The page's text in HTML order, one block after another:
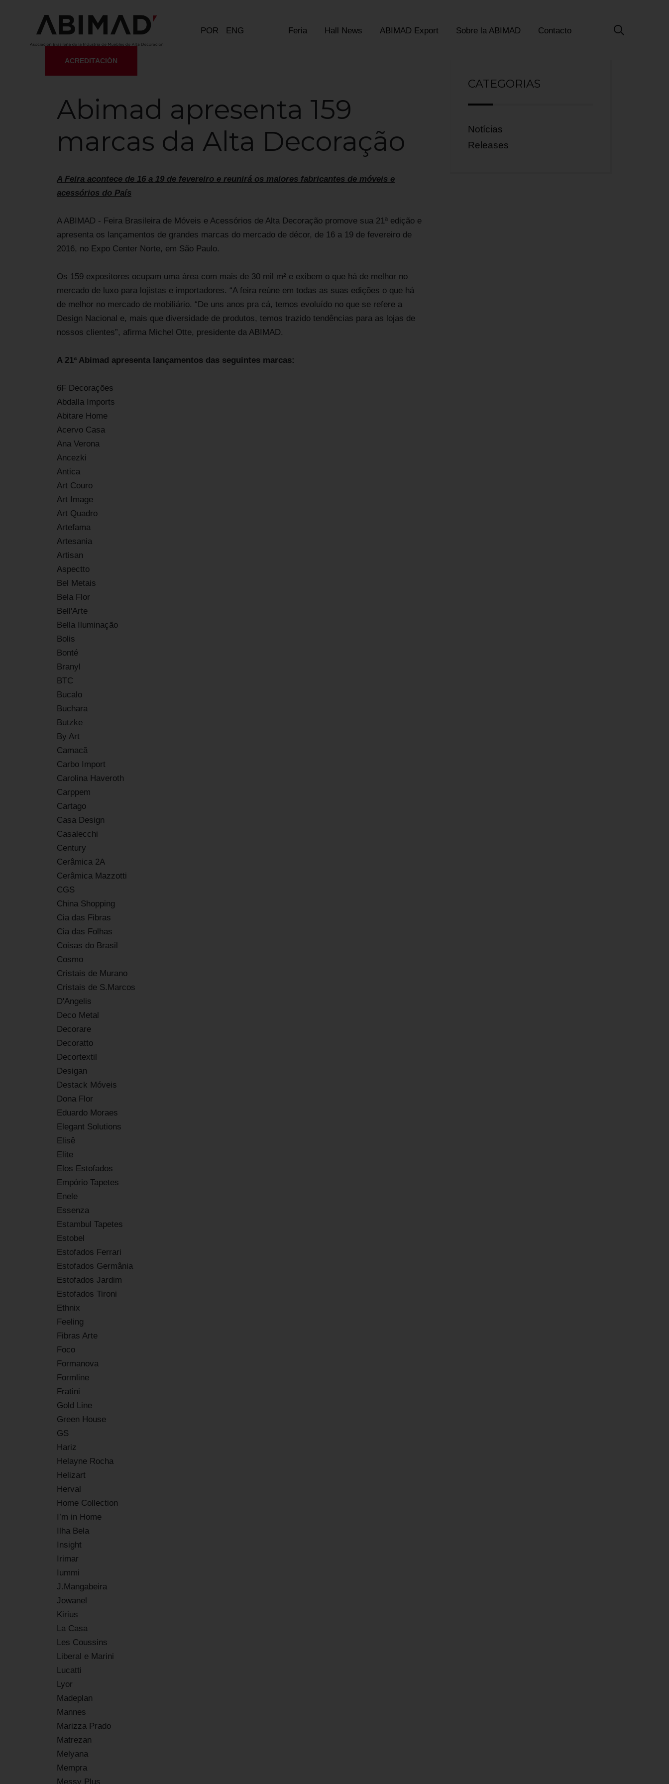
POR ENG Feria Hall News ABIMAD Export Sobre la ABIMAD Contacto
ACREDITACIÓN
Abimad apresenta 159
marcas da Alta Decoração
A Feira acontece de 16 a 19 de fevereiro e reunirá os maiores fabricantes de móveis e
acessórios do País
A ABIMAD - Feira Brasileira de Móveis e Acessórios de Alta Decoração promove sua 21ª edição e
apresenta os lançamentos de grandes marcas do mercado de décor, de 16 a 19 de fevereiro de
2016, no Expo Center Norte, em São Paulo.
Os 159 expositores ocupam uma área com mais de 30 mil m² e exibem o que há de melhor no
mercado de luxo para lojistas e importadores. “A feira reúne em todas as suas edições o que há
de melhor no mercado de mobiliário. “De uns anos pra cá, temos evoluído no que se refere a
Design Nacional e, mais que diversidade de produtos, temos trazido tendências para as lojas de
nossos clientes”, afirma Michel Otte, presidente da ABIMAD.
A 21ª Abimad apresenta lançamentos das seguintes marcas:
6F Decorações
Abdalla Imports
Abitare Home
Acervo Casa
Ana Verona
Ancezki
Antica
Art Couro
Art Image
Art Quadro
Artefama
Artesania
Artisan
Aspectto
Bel Metais
Bela Flor
Bell'Arte
Bella Iluminação
Bolis
Bonté
Branyl
BTC
Bucalo
Buchara
Butzke
By Art
Camacã
Carbo Import
Carolina Haveroth
Carppem
Cartago
Casa Design
Casalecchi
Century
Cerâmica 2A
Cerâmica Mazzotti
CGS
China Shopping
Cia das Fibras
Cia das Folhas
Coisas do Brasil
Cosmo
Cristais de Murano
Cristais de S.Marcos
D'Angelis
Deco Metal
Decorare
Decoratto
Decortextil
Desigan
Destack Móveis
Dona Flor
Eduardo Moraes
Elegant Solutions
Elisê
Elite
Elos Estofados
Empório Tapetes
Enele
Essenza
Estambul Tapetes
Estobel
Estofados Ferrari
Estofados Germânia
Estofados Jardim
Estofados Tironi
Ethnix
Feeling
Fibras Arte
Foco
Formanova
Formline
Fratini
Gold Line
Green House
GS
Hariz
Helayne Rocha
Helizart
Herval
Home Collection
I’m in Home
Ilha Bela
Insight
Irimar
Iummi
J.Mangabeira
Jowanel
Kirius
La Casa
Les Coussins
Liberal e Marini
Lucatti
Lyor
Madeplan
Mannes
Marizza Prado
Matrezan
Melyana
Mempra
Messy Plus
CATEGORIAS
Notícias
Releases